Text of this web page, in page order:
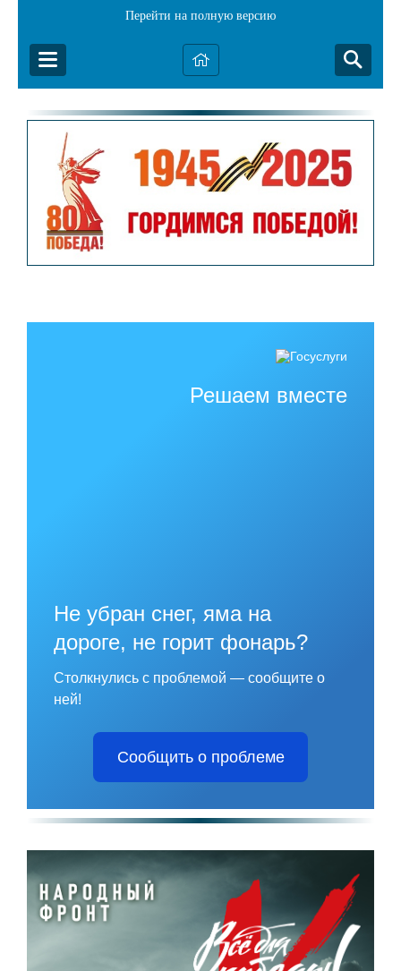
Перейти на полную версию
Решаем вместе
Не убран снег, яма на
дороге, не горит фонарь?
Столкнулись с проблемой — сообщите о
ней!
Сообщить о проблеме